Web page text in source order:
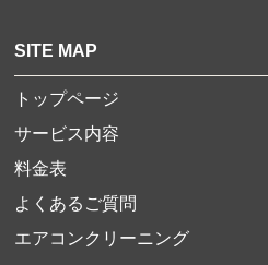
SITE MAP
トップページ
サービス内容
料金表
よくあるご質問
エアコンクリーニング